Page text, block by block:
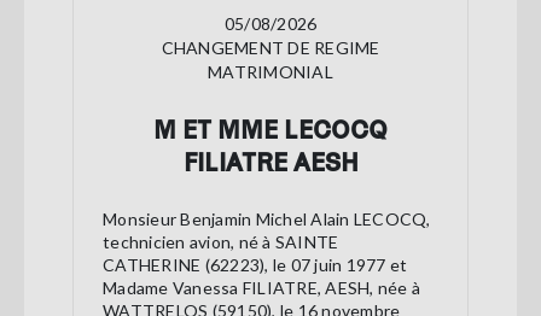
05/08/2026
CHANGEMENT DE REGIME
MATRIMONIAL
M ET MME LECOCQ
FILIATRE AESH
Monsieur Benjamin Michel Alain LECOCQ,
technicien avion, né à SAINTE
CATHERINE (62223), le 07 juin 1977 et
Madame Vanessa FILIATRE, AESH, née à
WATTRELOS (59150), le 16 novembre